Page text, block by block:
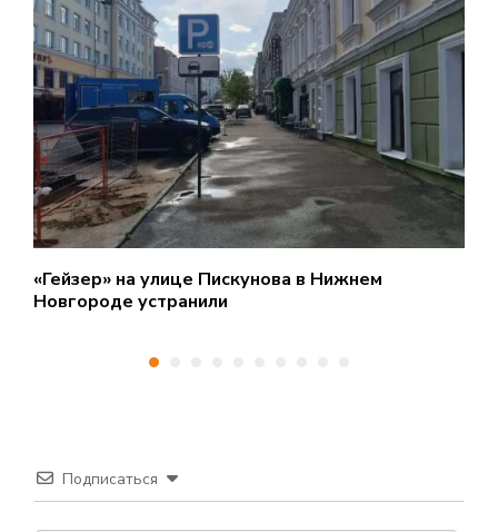
«Гейзер» на улице Пискунова в Нижнем
Новгороде устранили
Подписаться